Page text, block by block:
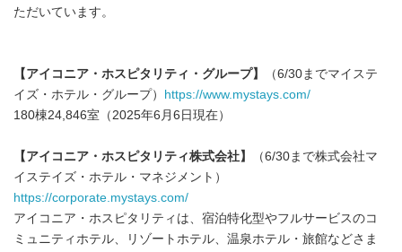
ただいています。
【アイコニア・ホスピタリティ・グループ】
（6/30までマイステ
イズ・ホテル・グループ）
https://www.mystays.com/
180棟24,846室（2025年6月6日現在）
【アイコニア・ホスピタリティ株式会社】
（6/30まで株式会社マ
イステイズ・ホテル・マネジメント）
https://corporate.mystays.com/
アイコニア・ホスピタリティは、宿泊特化型やフルサービスのコ
ミュニティホテル、リゾートホテル、温泉ホテル・旅館などさま